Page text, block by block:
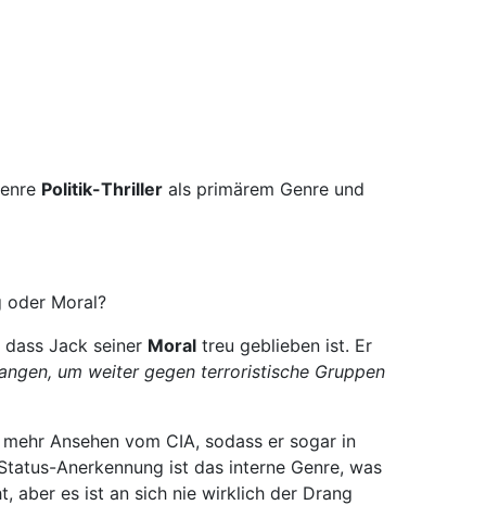
Politik-Thrillerals primärem Genre und
oder Moral?
Jack seiner Moraltreu geblieben ist. Er
um weiter gegen terroristische Gruppen
Ansehen vom CIA, sodass er sogar in
Anerkennung ist das interne Genre, was
aber es ist an sich nie wirklich der Drang